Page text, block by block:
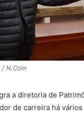
/ N.Com
a diretoria de
de carreira há